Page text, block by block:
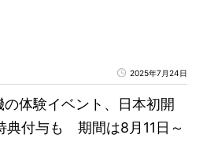
2025年7月24日
体験イベント、日本初開
付与も 期間は8月11日～